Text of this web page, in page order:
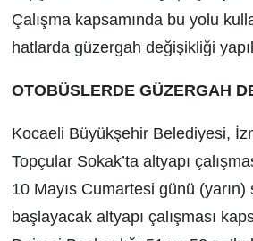
Çalışma kapsamında bu yolu
hatlarda güzergah değişikliği
OTOBÜSLERDE GÜZERGAH
Kocaeli Büyükşehir Belediyesi,
Topçular Sokak’ta altyapı
10 Mayıs Cumartesi günü (yarın)
başlayacak altyapı çalışması